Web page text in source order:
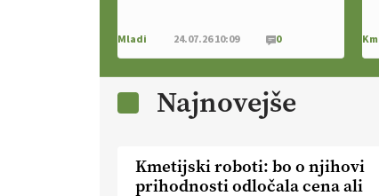
Mladi 24.07.26 10:09 0
Najnovejše
Kmetijski roboti: bo o njihovi
prihodnosti odločala cena ali